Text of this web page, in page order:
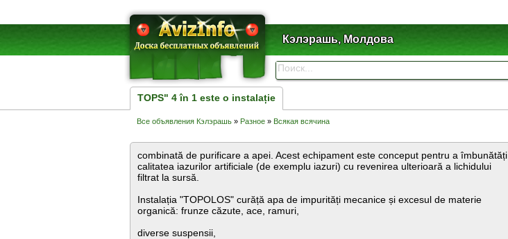
Кэлэрашь, Молдова
TOPS" 4 în 1 este o instalație
Все объявления Кэлэрашь » Разное » Всякая всячина
combinată de purificare a apei. Acest echipament este conceput pentru a îmbunătăți
calitatea iazurilor artificiale (de exemplu iazuri) cu revenirea ulterioară a lichidului
filtrat la sursă.
Instalația "TOPOLOS" curăță apa de impurități mecanice și excesul de materie
organică: frunze căzute, ace, ramuri,
diverse suspensii,